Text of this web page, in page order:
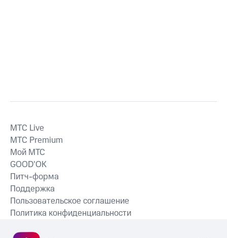
MTС Live
MTС Premium
Мой МТС
GOOD’OK
Питч-форма
Поддержка
Пользовательское соглашение
Политика конфиденциальности